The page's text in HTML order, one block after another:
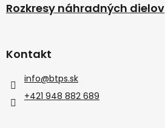
Rozkresy náhradných dielov
Kontakt
info@btps.sk
+421 948 882 689